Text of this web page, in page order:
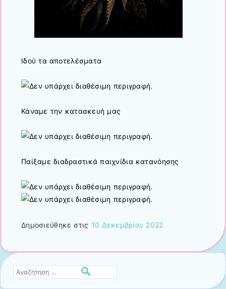
Ιδού τα αποτελέσματα
Κάναμε την κατασκευή μας
Παίξαμε διαδραστικά παιχνίδια κατανόησης
Δημοσιεύθηκε στις 10 Δεκεμβρίου 2022
Αναζήτηση